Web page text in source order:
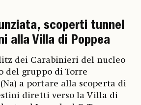
scoperti tunnel
alla Villa di Poppea
dei Carabinieri del nucleo
del gruppo di Torre
a portare alla scoperta di
diretti verso la Villa di